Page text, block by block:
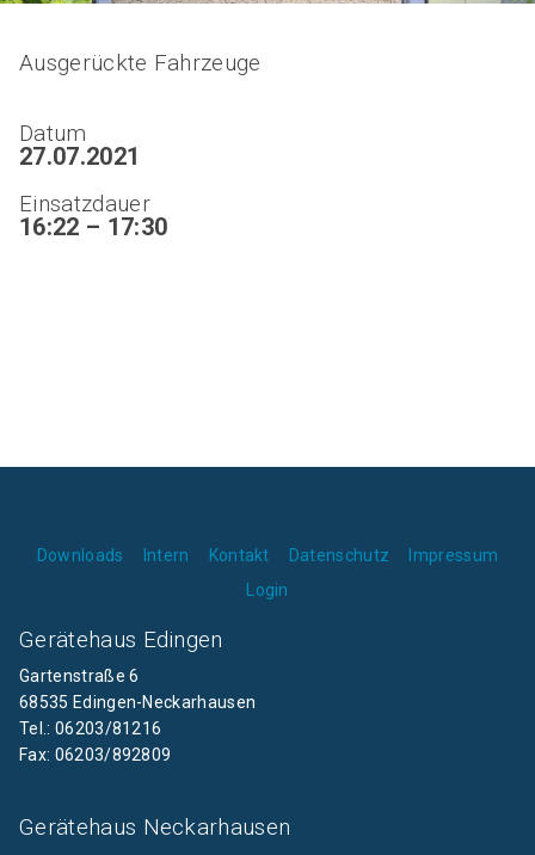
Ausgerückte Fahrzeuge
Datum
27.07.2021
Einsatzdauer
16:22 – 17:30
Downloads Intern Kontakt Datenschutz
Impressum
Login
Gerätehaus Edingen
Gartenstraße 6
68535 Edingen-Neckarhausen
Tel.: 06203/81216
Fax: 06203/892809
Gerätehaus Neckarhausen